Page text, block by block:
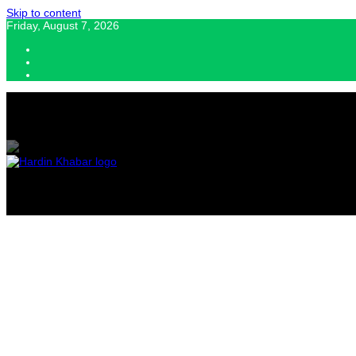
Skip to content
Friday, August 7, 2026